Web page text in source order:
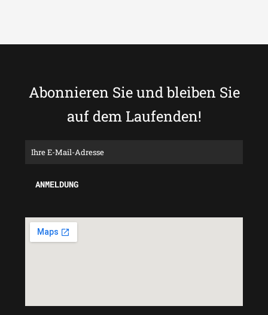
Abonnieren Sie und bleiben Sie
auf dem Laufenden!